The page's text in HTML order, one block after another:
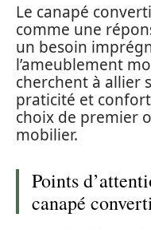
Le canapé
comme une
un besoin
l’ameublement
cherchent à allier
praticité et
choix de premier
mobilier.
Points
canapé